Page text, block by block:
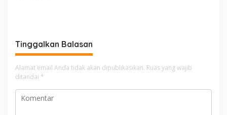
Tinggalkan Balasan
Alamat email Anda tidak akan dipublikasikan. Ruas yang wajib
ditandai *